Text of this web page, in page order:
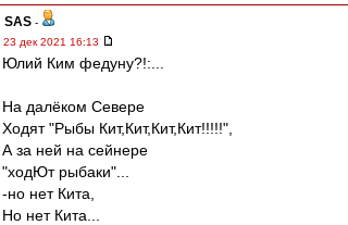
SAS -
23 дек 2021 16:13
Юлий Ким федуну?!:...
На далёком Севере
Ходят "Рыбы Кит,Кит,Кит,Кит!!!!!",
А за ней на сейнере
"ходЮт рыбаки"...
-но нет Кита,
Но нет Кита...